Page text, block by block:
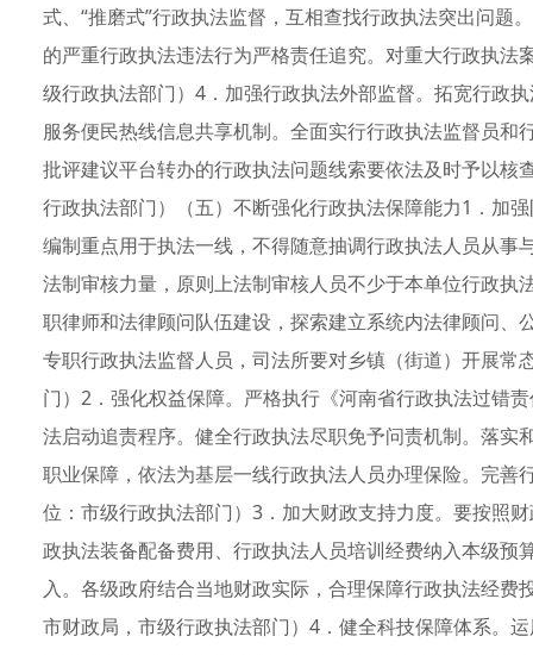
式、“推磨式”行政执法监督，互相查找行政执法突出问题
的严重行政执法违法行为严格责任追究。对重大行政执
级行政执法部门）4．加强行政执法外部监督。拓宽行政
服务便民热线信息共享机制。全面实行行政执法监督员
批评建议平台转办的行政执法问题线索要依法及时予以
行政执法部门）（五）不断强化行政执法保障能力1．加
编制重点用于执法一线，不得随意抽调行政执法人员从
法制审核力量，原则上法制审核人员不少于本单位行政
职律师和法律顾问队伍建设，探索建立系统内法律顾问
专职行政执法监督人员，司法所要对乡镇（街道）开展
门）2．强化权益保障。严格执行《河南省行政执法过错
法启动追责程序。健全行政执法尽职免予问责机制。落
职业保障，依法为基层一线行政执法人员办理保险。完
位：市级行政执法部门）3．加大财政支持力度。要按照
政执法装备配备费用、行政执法人员培训经费纳入本级
入。各级政府结合当地财政实际，合理保障行政执法经
市财政局，市级行政执法部门）4．健全科技保障体系。